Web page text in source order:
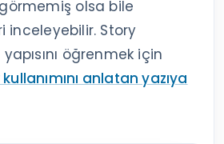
görmemiş olsa bile
inceleyebilir. Story
öğrenmek için
anlatan yazıya